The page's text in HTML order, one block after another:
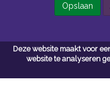
Deze website maakt voor
website te analyseren
Navigatie
Algemene voorwaarden
Privacy
Opslaan